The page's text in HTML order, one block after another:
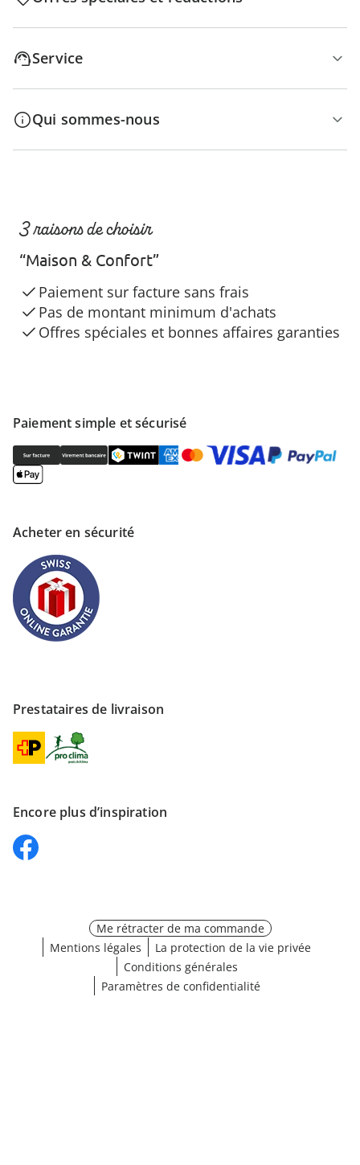
Service
Qui sommes-nous
Paiement simple et sécurisé
Acheter en sécurité
Prestataires de livraison
Encore plus d’inspiration
3 raisons de choisir
“Maison & Confort”
Paiement sur facture sans frais
Pas de montant minimum d'achats
Offres spéciales et bonnes affaires garanties
Me rétracter de ma commande
Mentions légales
La protection de la vie privée
Conditions générales
Paramètres de confidentialité